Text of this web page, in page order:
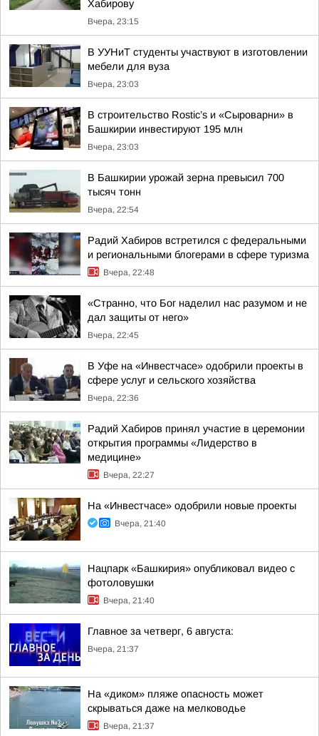
Хабирову
Вчера, 23:15
В УУНиТ студенты участвуют в изготовлении
мебели для вуза
Вчера, 23:03
В строительство Rostic’s и «Сыроварни» в
Башкирии инвестируют 195 млн
Вчера, 23:03
В Башкирии урожай зерна превысил 700
тысяч тонн
Вчера, 22:54
Радий Хабиров встретился с федеральными
и региональными блогерами в сфере туризма
Вчера, 22:48
«Странно, что Бог наделил нас разумом и не
дал защиты от него»
Вчера, 22:45
В Уфе на «Инвестчасе» одобрили проекты в
сфере услуг и сельского хозяйства
Вчера, 22:36
Радий Хабиров принял участие в церемонии
открытия программы «Лидерство в
медицине»
Вчера, 22:27
На «Инвестчасе» одобрили новые проекты
Вчера, 21:40
Нацпарк «Башкирия» опубликовал видео с
фотоловушки
Вчера, 21:40
Главное за четверг, 6 августа:
Вчера, 21:37
На «диком» пляже опасность может
скрываться даже на мелководье
Вчера, 21:37